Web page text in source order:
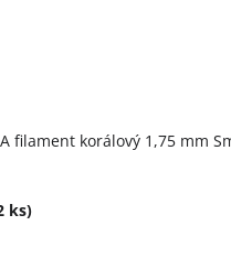
filament korálový 1,75 mm
ks)